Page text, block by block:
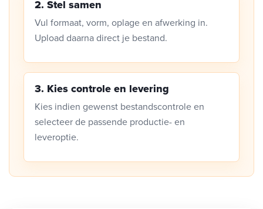
2. Stel samen
Vul formaat, vorm, oplage en afwerking in.
Upload daarna direct je bestand.
3. Kies controle en levering
Kies indien gewenst bestandscontrole en
selecteer de passende productie- en
leveroptie.